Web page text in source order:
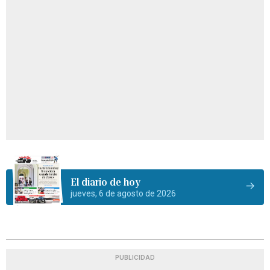
El diario de hoy
jueves, 6 de agosto de 2026
PUBLICIDAD